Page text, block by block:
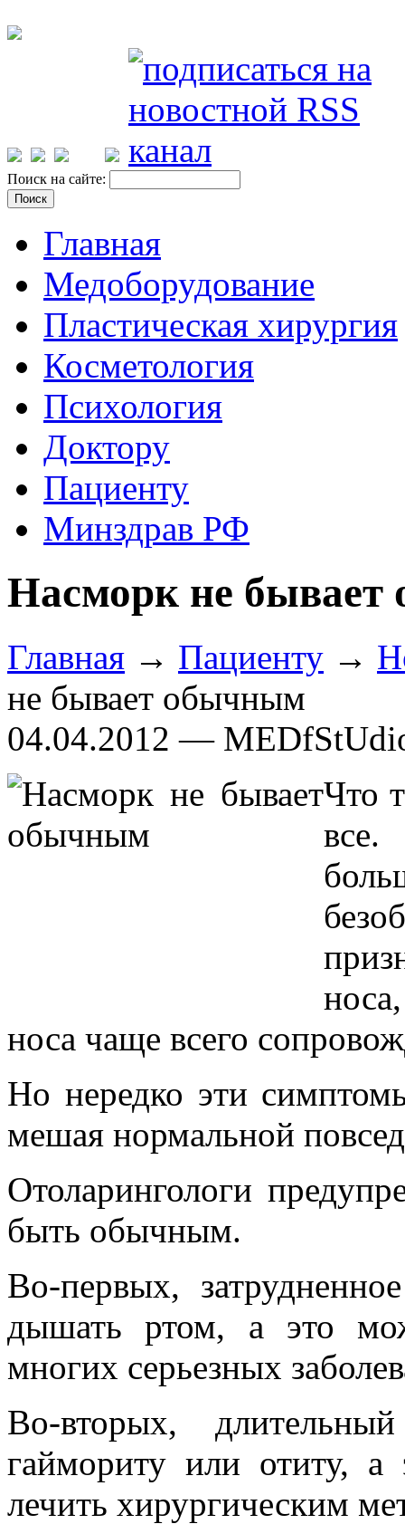
Поиск на сайте:
Главная
Медоборудование
Пластическая хирургия
Косметология
Психология
Доктору
Пациенту
Минздрав РФ
Насморк не
Главная → Пациенту →
не бывает обычным
04.04.2012 —
Что
все.
носа чаще всего
Но нередко эти
мешая нормальной
Отоларингологи
быть обычным.
Во-первых,
дышать ртом, а это
многих серьезных
Во-вторых,
гаймориту или отиту, а
лечить хирургическим